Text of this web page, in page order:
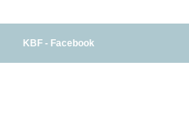
KBF - Facebook